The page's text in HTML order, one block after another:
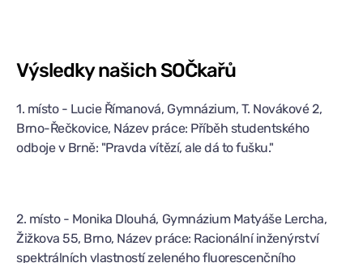
Výsledky našich SOČkařů
1. místo - Lucie Římanová, Gymnázium, T. Novákové 2,
Brno-Řečkovice, Název práce: Příběh studentského
odboje v Brně: "Pravda vítězí, ale dá to fušku."
2. místo - Monika Dlouhá, Gymnázium Matyáše Lercha,
Žižkova 55, Brno, Název práce: Racionální inženýrství
spektrálních vlastností zeleného fluorescenčního